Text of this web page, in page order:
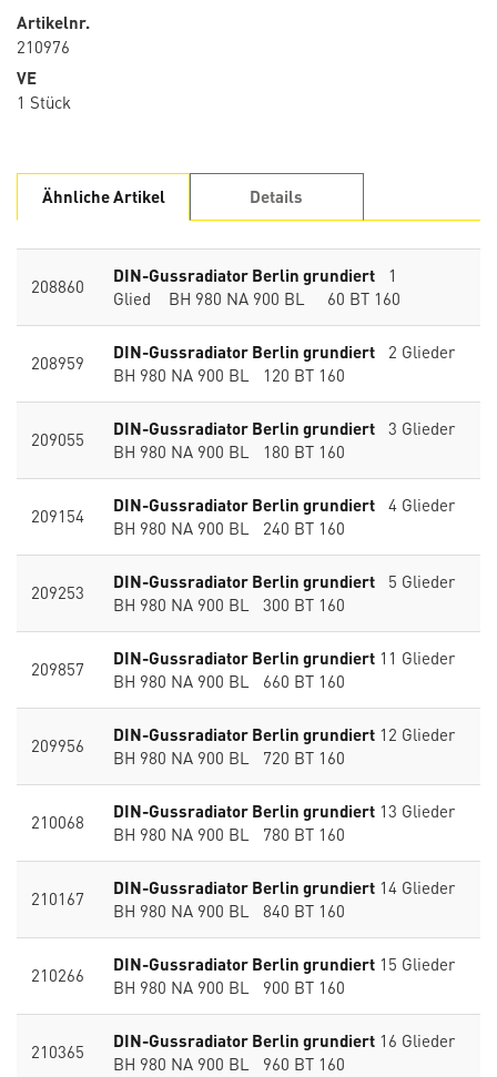
Artikelnr.
210976
VE
1 Stück
Ähnliche Artikel Details
208860 DIN-Gussradiator Berlin grundiert 1
Glied BH 980 NA 900 BL 60 BT 160
208959 DIN-Gussradiator Berlin grundiert 2 Glieder
BH 980 NA 900 BL 120 BT 160
209055 DIN-Gussradiator Berlin grundiert 3 Glieder
BH 980 NA 900 BL 180 BT 160
209154 DIN-Gussradiator Berlin grundiert 4 Glieder
BH 980 NA 900 BL 240 BT 160
209253 DIN-Gussradiator Berlin grundiert 5 Glieder
BH 980 NA 900 BL 300 BT 160
209857 DIN-Gussradiator Berlin grundiert 11 Glieder
BH 980 NA 900 BL 660 BT 160
209956 DIN-Gussradiator Berlin grundiert 12 Glieder
BH 980 NA 900 BL 720 BT 160
210068 DIN-Gussradiator Berlin grundiert 13 Glieder
BH 980 NA 900 BL 780 BT 160
210167 DIN-Gussradiator Berlin grundiert 14 Glieder
BH 980 NA 900 BL 840 BT 160
210266 DIN-Gussradiator Berlin grundiert 15 Glieder
BH 980 NA 900 BL 900 BT 160
210365 DIN-Gussradiator Berlin grundiert 16 Glieder
BH 980 NA 900 BL 960 BT 160